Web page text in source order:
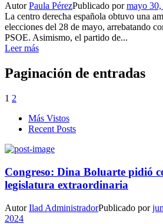
AutorPaula PérezPublicado pormayo
La centro derecha española obtuvo una
elecciones del 28 de mayo, arrebatando
PSOE. Asimismo, el partido de...
Leer más
Paginación de entradas
1 2
Más Vistos
Recent Posts
Congreso: Dina Boluarte pidió
legislatura extraordinaria
AutorIlad AdministradorPublicado por
2024